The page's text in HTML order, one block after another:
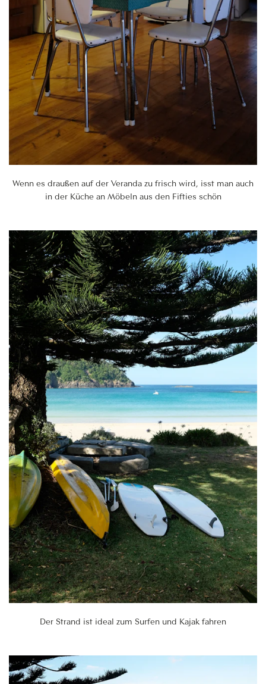
Wenn es draußen auf der Veranda zu frisch wird, isst man auch
in der Küche an Möbeln aus den Fifties schön
Der Strand ist ideal zum Surfen und Kajak fahren